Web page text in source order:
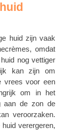
huid zijn vaak
omdat
nog vettiger
kan zijn om
vrees voor een
om in het
aan de zon de
veroorzaken.
verergeren,